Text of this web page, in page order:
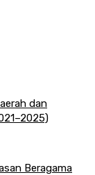
dan
Beragama